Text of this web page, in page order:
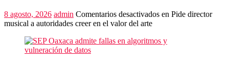
8 agosto, 2026 admin Comentarios desactivados en Pide director
musical a autoridades creer en el valor del arte